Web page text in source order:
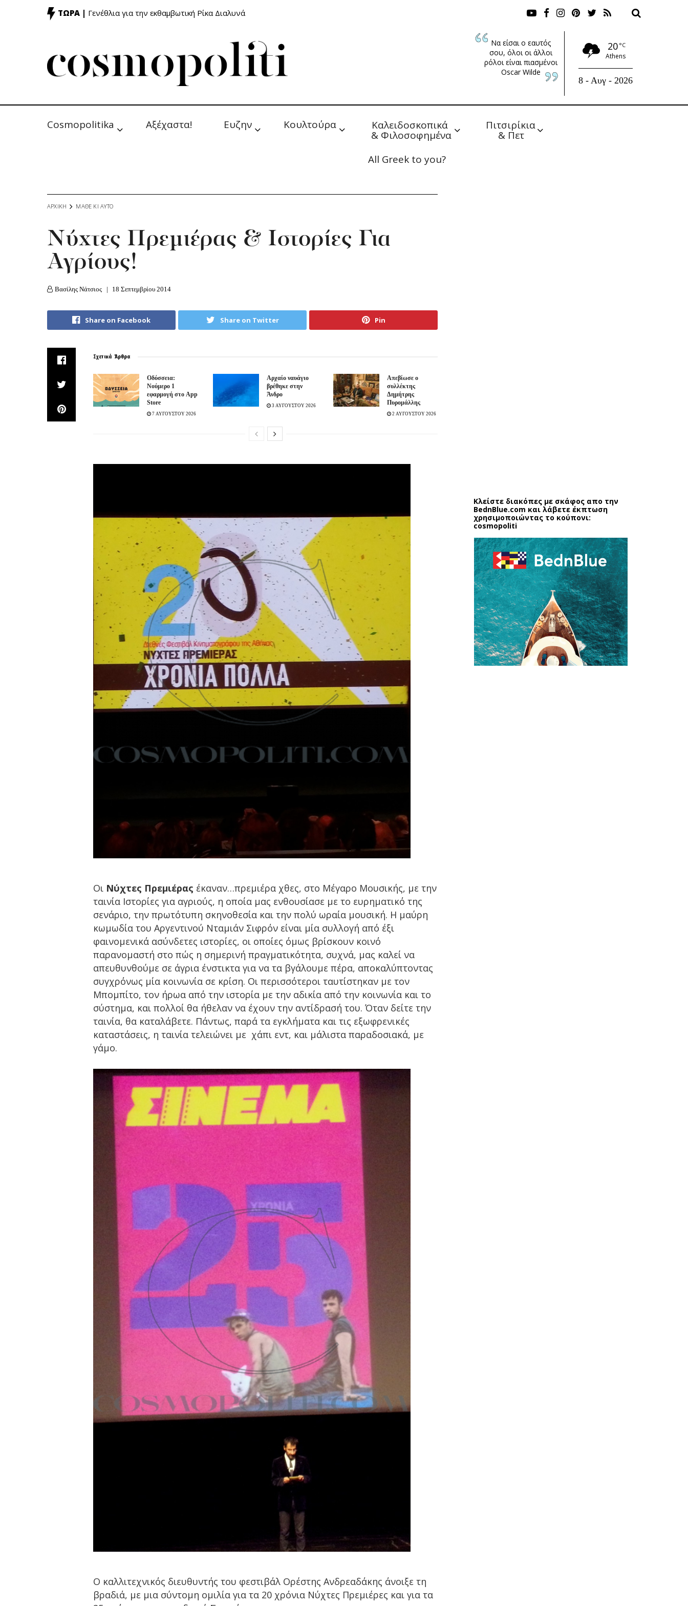
ΤΩΡΑ | Γενέθλια για την εκθαμβωτική Ρίκα Διαλυνά
Να είσαι ο εαυτός
σου, όλοι οι άλλοι
ρόλοι είναι πιασμένοι
Oscar Wilde
20 °C
Athens
8 - Αυγ - 2026
Cosmopolitika Αξέχαστα! Ευζην Κουλτούρα Καλειδοσκοπικά
& Φιλοσοφημένα
Πιτσιρίκια
& Πετ
All Greek to you?
ΑΡΧΙΚΗ ΜΑΘΕ ΚΙ ΑΥΤΟ
Νύχτες Πρεμιέρας & Ιστορίες Για
Αγρίους!
Βασίλης Νάτσιος 18 Σεπτεμβρίου 2014
Share on Facebook Share on Twitter Pin
Σχετικά Άρθρα
Οδύσσεια:
Νούμερο 1
εφαρμογή στο App
Store
7 ΑΥΓΟΥΣΤΟΥ 2026
Aρχαίο ναυάγιο
βρέθηκε στην
Άνδρο
3 ΑΥΓΟΥΣΤΟΥ 2026
Απεβίωσε ο
συλλέκτης
Δημήτρης
Πυρομάλλης
2 ΑΥΓΟΥΣΤΟΥ 2026
Οι Νύχτες Πρεμιέρας έκαναν…πρεμιέρα χθες, στο Μέγαρο Μουσικής, με την
ταινία Ιστορίες για αγριούς, η οποία μας ενθουσίασε με το ευρηματικό της
σενάριο, την πρωτότυπη σκηνοθεσία και την πολύ ωραία μουσική. Η μαύρη
κωμωδία του Αργεντινού Νταμιάν Σιφρόν είναι μία συλλογή από έξι
φαινομενικά ασύνδετες ιστορίες, οι οποίες όμως βρίσκουν κοινό
παρανομαστή στο πώς η σημερινή πραγματικότητα, συχνά, μας καλεί να
απευθυνθούμε σε άγρια ένστικτα για να τα βγάλουμε πέρα, αποκαλύπτοντας
συγχρόνως μία κοινωνία σε κρίση. Οι περισσότεροι ταυτίστηκαν με τον
Μπομπίτο, τον ήρωα από την ιστορία με την αδικία από την κοινωνία και το
σύστημα, και πολλοί θα ήθελαν να έχουν την αντίδρασή του. Όταν δείτε την
ταινία, θα καταλάβετε. Πάντως, παρά τα εγκλήματα και τις εξωφρενικές
καταστάσεις, η ταινία τελειώνει με χάπι εντ, και μάλιστα παραδοσιακά, με
γάμο.
Ο καλλιτεχνικός διευθυντής του φεστιβάλ Ορέστης Ανδρεαδάκης άνοιξε τη
βραδιά, με μια σύντομη ομιλία για τα 20 χρόνια Νύχτες Πρεμιέρες και για τα
Κλείστε διακόπες με σκάφος απο την
BednBlue.com και λάβετε έκπτωση
χρησιμοποιώντας το κούπονι:
cosmopoliti